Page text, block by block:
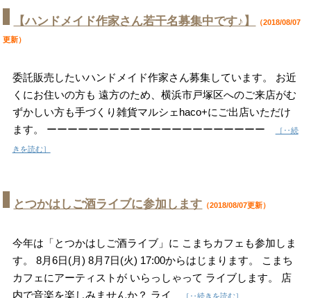
【ハンドメイド作家さん若干名募集中です♪】 （2018/08/07
更新）
委託販売したいハンドメイド作家さん募集しています。 お近
くにお住いの方も 遠方のため、横浜市戸塚区へのご来店がむ
ずかしい方も手づくり雑貨マルシェhaco+にご出店いただけ
ます。 ーーーーーーーーーーーーーーーーーーーーー
［‥続
きを読む］
とつかはしご酒ライブに参加します （2018/08/07更新）
今年は「とつかはしご酒ライブ」に こまちカフェも参加しま
す。 8月6日(月) 8月7日(火) 17:00からはじまります。 こまち
カフェにアーティストが いらっしゃって ライブします。 店
内で音楽を楽しみませんか？ ライ
［‥続きを読む］